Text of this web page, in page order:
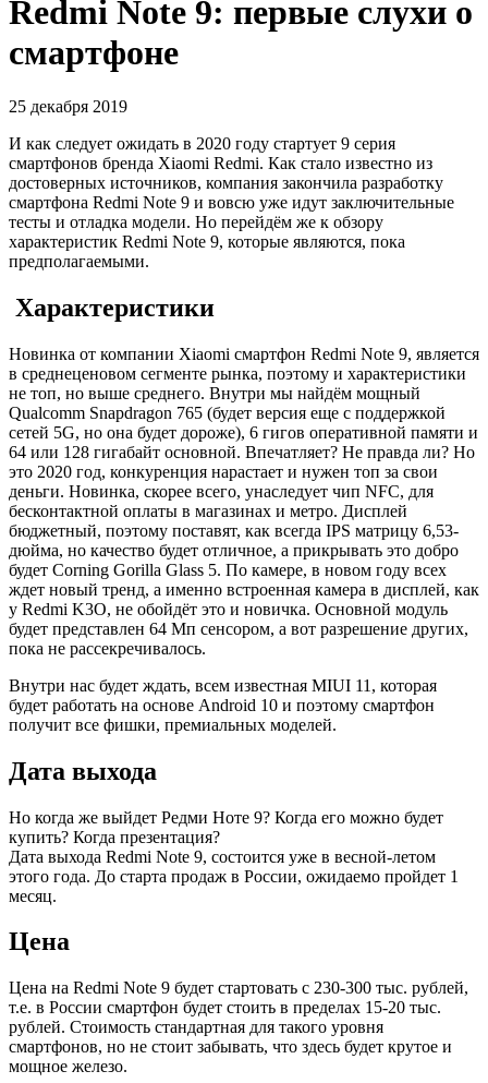
Redmi Note 9: первые слухи о
смартфоне
25 декабря 2019
И как следует ожидать в 2020 году стартует 9 серия
смартфонов бренда Xiaomi Redmi. Как стало известно из
достоверных источников, компания закончила разработку
смартфона Redmi Note 9 и вовсю уже идут заключительные
тесты и отладка модели. Но перейдём же к обзору
характеристик Redmi Note 9, которые являются, пока
предполагаемыми.
Характеристики
Новинка от компании Xiaomi смартфон Redmi Note 9, является
в среднеценовом сегменте рынка, поэтому и характеристики
не топ, но выше среднего. Внутри мы найдём мощный
Qualcomm Snapdragon 765 (будет версия еще с поддержкой
сетей 5G, но она будет дороже), 6 гигов оперативной памяти и
64 или 128 гигабайт основной. Впечатляет? Не правда ли? Но
это 2020 год, конкуренция нарастает и нужен топ за свои
деньги. Новинка, скорее всего, унаследует чип NFC, для
бесконтактной оплаты в магазинах и метро. Дисплей
бюджетный, поэтому поставят, как всегда IPS матрицу 6,53-
дюйма, но качество будет отличное, а прикрывать это добро
будет Corning Gorilla Glass 5. По камере, в новом году всех
ждет новый тренд, а именно встроенная камера в дисплей, как
у Redmi K3O, не обойдёт это и новичка. Основной модуль
будет представлен 64 Мп сенсором, а вот разрешение других,
пока не рассекречивалось.
Внутри нас будет ждать, всем известная MIUI 11, которая
будет работать на основе Android 10 и поэтому смартфон
получит все фишки, премиальных моделей.
Дата выхода
Но когда же выйдет Редми Ноте 9? Когда его можно будет
купить? Когда презентация?
Дата выхода Redmi Note 9, состоится уже в весной-летом
этого года. До старта продаж в России, ожидаемо пройдет 1
месяц.
Цена
Цена на Redmi Note 9 будет стартовать с 230-300 тыс. рублей,
т.е. в России смартфон будет стоить в пределах 15-20 тыс.
рублей. Стоимость стандартная для такого уровня
смартфонов, но не стоит забывать, что здесь будет крутое и
мощное железо.